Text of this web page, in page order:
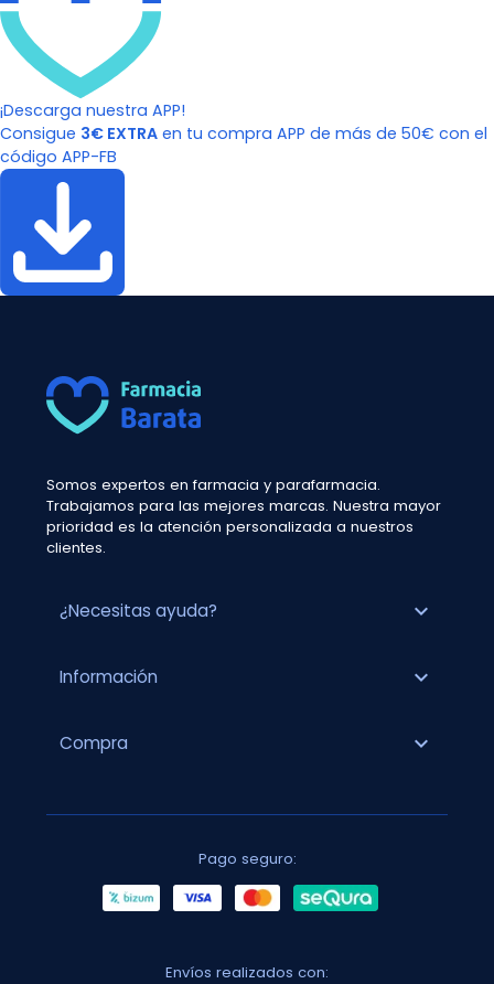
¡Descarga nuestra APP!
Consigue 3€ EXTRA en tu compra APP de más de 50€ con el
código APP-FB
Somos expertos en farmacia y parafarmacia.
Trabajamos para las mejores marcas. Nuestra mayor
prioridad es la atención personalizada a nuestros
clientes.
¿Necesitas ayuda? expand_more
Información expand_more
Compra expand_more
Pago seguro:
Envíos realizados con: